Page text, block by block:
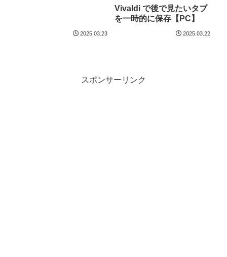
2025.03.23
Vivaldi で後で見たいタブ
を一時的に保存【PC】
2025.03.22
スポンサーリンク